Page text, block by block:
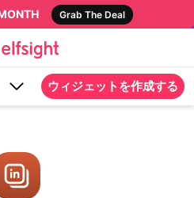
Grab The Deal
ウィジェットを作成する